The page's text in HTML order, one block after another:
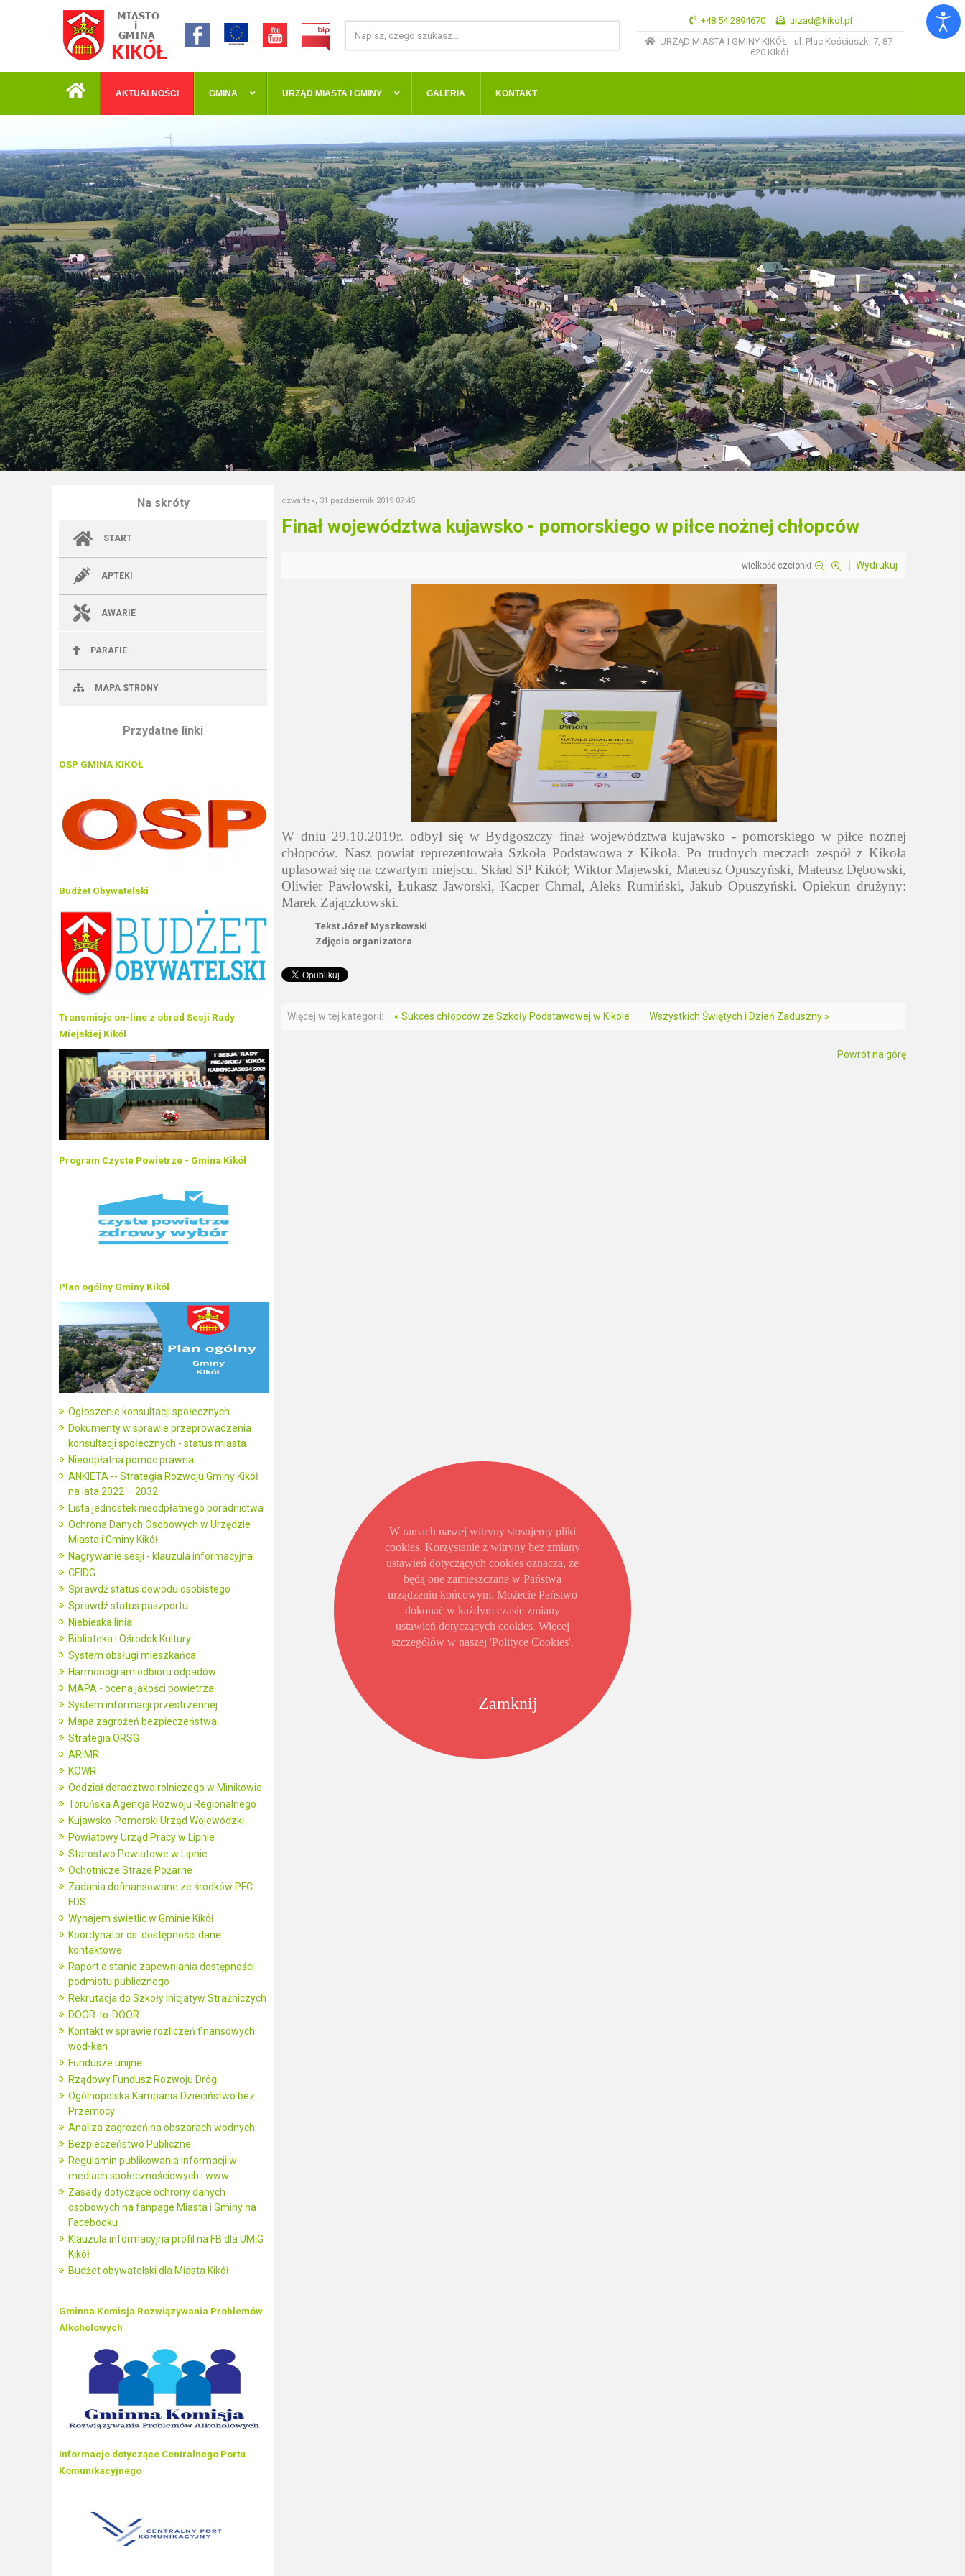
+48 54 2894670
urzad@kikol.pl
URZĄD MIASTA I GMINY KIKÓŁ - ul. Plac Kościuszki 7, 87-
620 Kikół
AKTUALNOŚCI GMINA URZĄD MIASTA I GMINY GALERIA KONTAKT
Na skróty
START
APTEKI
AWARIE
PARAFIE
MAPA STRONY
Przydatne linki
OSP GMINA KIKÓŁ
Budżet Obywatelski
Transmisje on-line z obrad Sesji Rady
Miejskiej Kikół
Program Czyste Powietrze - Gmina Kikół
Plan ogólny Gminy Kikół
Ogłoszenie konsultacji społecznych
Dokumenty w sprawie przeprowadzenia
konsultacji społecznych - status miasta
Nieodpłatna pomoc prawna
ANKIETA -- Strategia Rozwoju Gminy Kikół
na lata 2022 – 2032.
Lista jednostek nieodpłatnego poradnictwa
Ochrona Danych Osobowych w Urzędzie
Miasta i Gminy Kikół
Nagrywanie sesji - klauzula informacyjna
CEIDG
Sprawdź status dowodu osobistego
Sprawdź status paszportu
Niebieska linia
Biblioteka i Ośrodek Kultury
System obsługi mieszkańca
Harmonogram odbioru odpadów
MAPA - ocena jakości powietrza
System informacji przestrzennej
Mapa zagrożeń bezpieczeństwa
Strategia ORSG
ARiMR
KOWR
Oddział doradztwa rolniczego w Minikowie
Toruńska Agencja Rozwoju Regionalnego
Kujawsko-Pomorski Urząd Wojewódzki
Powiatowy Urząd Pracy w Lipnie
Starostwo Powiatowe w Lipnie
Ochotnicze Straże Pożarne
Zadania dofinansowane ze środków PFC
FDS
Wynajem świetlic w Gminie Kikół
Koordynator ds. dostępności dane
kontaktowe
Raport o stanie zapewniania dostępności
podmiotu publicznego
Rekrutacja do Szkoły Inicjatyw Strażniczych
DOOR-to-DOOR
Kontakt w sprawie rozliczeń finansowych
wod-kan
Fundusze unijne
Rządowy Fundusz Rozwoju Dróg
Ogólnopolska Kampania Dzieciństwo bez
Przemocy
Analiza zagrożeń na obszarach wodnych
Bezpieczeństwo Publiczne
Regulamin publikowania informacji w
mediach społecznościowych i www
Zasady dotyczące ochrony danych
osobowych na fanpage Miasta i Gminy na
Facebooku
Klauzula informacyjna profil na FB dla UMiG
Kikół
Budżet obywatelski dla Miasta Kikół
Gminna Komisja Rozwiązywania Problemów
Alkoholowych
Informacje dotyczące Centralnego Portu
Komunikacyjnego
czwartek, 31 październik 2019 07:45
Finał województwa kujawsko - pomorskiego w piłce nożnej chłopców
wielkość czcionki Wydrukuj
W dniu 29.10.2019r. odbył się w Bydgoszczy finał województwa kujawsko - pomorskiego w piłce nożnej
chłopców. Nasz powiat reprezentowała Szkoła Podstawowa z Kikoła. Po trudnych meczach zespół z Kikoła
uplasował się na czwartym miejscu. Skład SP Kikół; Wiktor Majewski, Mateusz Opuszyński, Mateusz Dębowski,
Oliwier Pawłowski, Łukasz Jaworski, Kacper Chmal, Aleks Rumiński, Jakub Opuszyński. Opiekun drużyny:
Marek Zajączkowski.
Tekst Józef Myszkowski
Zdjęcia organizatora
Więcej w tej kategorii: « Sukces chłopców ze Szkoły Podstawowej w Kikole Wszystkich Świętych i Dzień Zaduszny »
Powrót na górę
Zamknij
W ramach naszej witryny stosujemy pliki
cookies. Korzystanie z witryny bez zmiany
ustawień dotyczących cookies oznacza, że
będą one zamieszczane w Państwa
urządzeniu końcowym. Możecie Państwo
dokonać w każdym czasie zmiany
ustawień dotyczących cookies. Więcej
szczegółów w naszej 'Polityce Cookies'.